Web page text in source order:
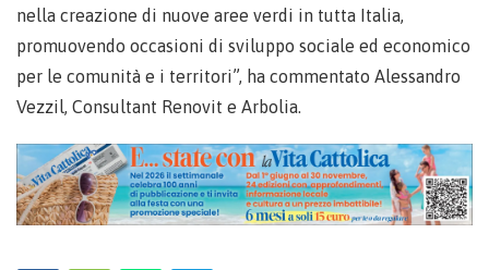
nella creazione di nuove aree verdi in tutta Italia,
promuovendo occasioni di sviluppo sociale ed economico
per le comunità e i territori”, ha commentato Alessandro
Vezzil, Consultant Renovit e Arbolia.